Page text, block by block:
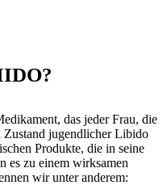
das jeder Frau, die
Zustand jugendlicher Libido
Produkte, die in seine
es zu einem wirksamen
wir unter anderem: